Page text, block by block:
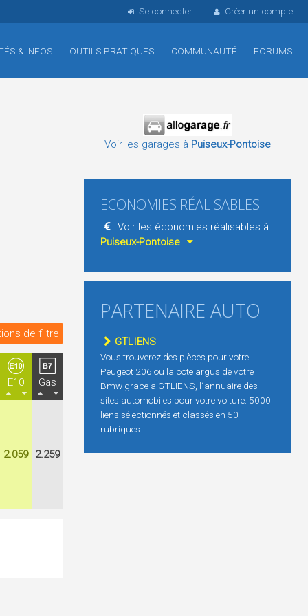
Se connecter Créer un compte
& INFOS OUTILS PRATIQUES COMMUNAUTÉ FORUMS
de filtre
E10
Gas
2.059 2.259
Voir les garages à Puiseux-Pontoise
ECONOMIES RÉALISABLES
Voir les économies réalisables à
Puiseux-Pontoise
PARTENAIRE AUTO
GTLIENS
Vous trouverez des pièces pour votre
Peugeot 206 ou la cote argus de votre
Bmw grace a GTLIENS, l´annuaire des
sites automobiles pour votre voiture. 5000
liens sélectionnés et classés en 50
rubriques.